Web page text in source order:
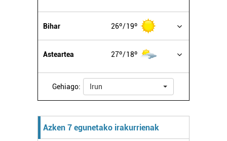
Bihar 26º 19º
Asteartea 27º 18º
Gehiago: Irun
Azken 7 egunetako irakurrienak